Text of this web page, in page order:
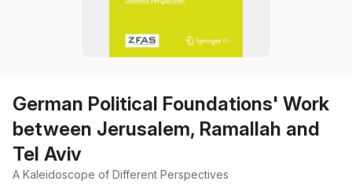
German Political Foundations' Work
between Jerusalem, Ramallah and
Tel Aviv
A Kaleidoscope of Different Perspectives